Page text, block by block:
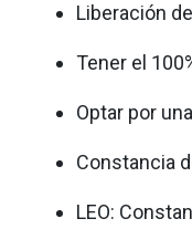
Liberación
Tener el
Optar por
Constancia
LEO: